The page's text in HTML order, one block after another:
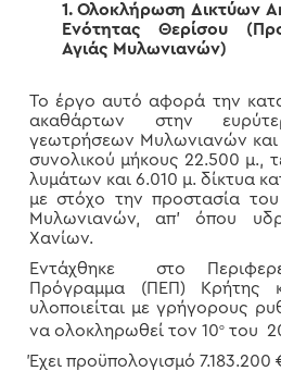
1.Ολοκλήρωση Δικτύων
Ενότητας Θερίσου
Αγιάς Μυλωνιανών)
Το έργο αυτό αφορά την
ακαθάρτων στην
γεωτρήσεων Μυλωνιανών και
συνολικού μήκους 22.500 μ.,
λυμάτων και 6.010 μ. δίκτυα
με στόχο την προστασία
Μυλωνιανών, απ’ όπου
Χανίων.
Εντάχθηκε στο
Πρόγραμμα (ΠΕΠ) Κρήτης
υλοποιείται με γρήγορους
να ολοκληρωθεί τον 10οτου
Έχει προϋπολογισμό